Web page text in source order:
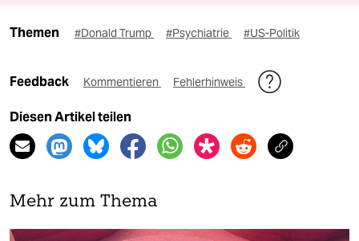
Themen #Donald Trump #Psychiatrie #US-Politik
Feedback Kommentieren Fehlerhinweis
Diesen Artikel teilen
Mehr zum Thema